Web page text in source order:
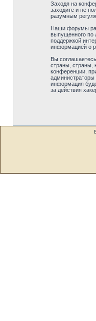
Заходя на
заходите и не
разумным
Наши форумы
выпущенного по
поддержкой
информацией о
Вы
страны, страны,
конференции,
информация
за действия